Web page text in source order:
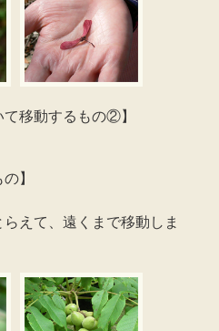
て移動するもの②】
】
えて、遠くまで移動しま